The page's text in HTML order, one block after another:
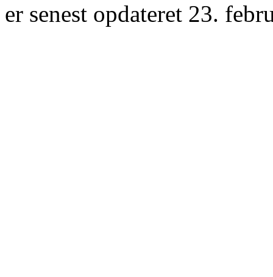
er senest opdateret 23.